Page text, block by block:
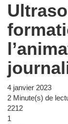
4 janvier 2023
2 Minute(s) de
2212
1